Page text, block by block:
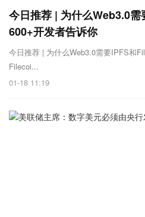
今日推荐 | 为什么Web3.0
600+开发者告诉你
今日推荐 | 为什么Web3.0需要IPFS和
Filecoi...
01-18 11:19